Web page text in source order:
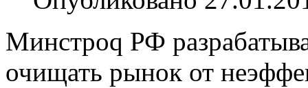
Минстроq РФ
очищать рынок от